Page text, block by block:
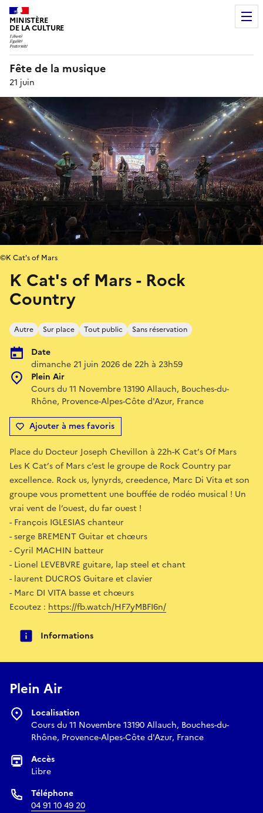
MINISTÈRE
DE LA CULTURE
Fête de la musique
21 juin
K Cat's of Mars - Rock
Country
Autre Sur place Tout public Sans réservation
Date
dimanche 21 juin 2026 de 22h à 23h59
Plein Air
Cours du 11 Novembre 13190 Allauch, Bouches-du-
Rhône, Provence-Alpes-Côte d'Azur, France
Ajouter à mes favoris
©K Cat's of Mars
Place du Docteur Joseph Chevillon à 22h-K Cat’s Of Mars
Les K Cat’s of Mars c’est le groupe de Rock Country par
excellence. Rock us, lynyrds, creedence, Marc Di Vita et son
groupe vous promettent une bouffée de rodéo musical ! Un
vrai vent de l’ouest, du far ouest !
- François IGLESIAS chanteur
- serge BREMENT Guitar et chœurs
- Cyril MACHIN batteur
- Lionel LEVEBVRE guitare, lap steel et chant
- laurent DUCROS Guitare et clavier
- Marc DI VITA basse et chœurs
Ecoutez : https://fb.watch/HF7yMBFI6n/
Informations
Plein Air
Localisation
Cours du 11 Novembre 13190 Allauch, Bouches-du-
Rhône, Provence-Alpes-Côte d'Azur, France
Accès
Libre
Téléphone
04 91 10 49 20